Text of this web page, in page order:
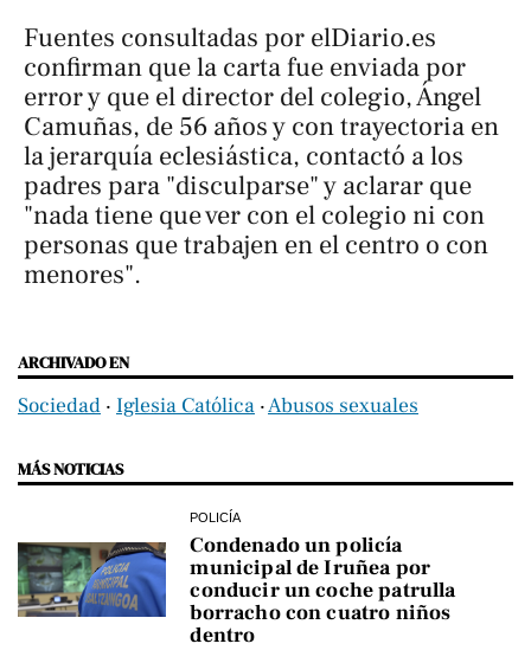
Fuentes consultadas por elDiario.es
confirman que la carta fue enviada por
error y que el director del colegio, Ángel
Camuñas, de 56 años y con trayectoria en
la jerarquía eclesiástica, contactó a los
padres para "disculparse" y aclarar que
"nada tiene que ver con el colegio ni con
personas que trabajen en el centro o con
menores".
ARCHIVADO EN
Sociedad ‧ Iglesia Católica ‧Abusos sexuales
MÁS NOTICIAS
POLICÍA
Condenado un policía
municipal de Iruñea por
conducir un coche patrulla
borracho con cuatro niños
dentro